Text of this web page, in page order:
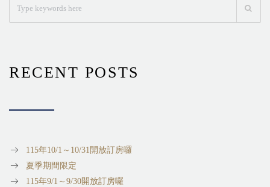
RECENT POSTS
115年10/1～10/31開放訂房囉
夏季期間限定
115年9/1～9/30開放訂房囉